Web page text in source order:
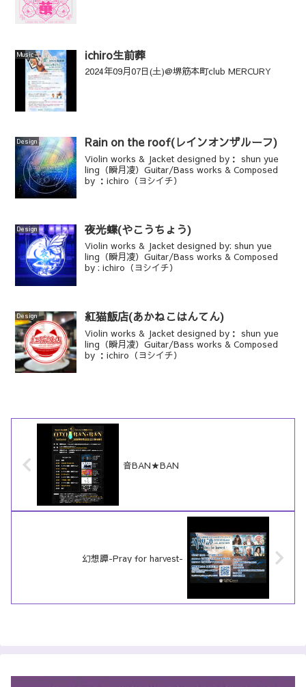
Music ichiro生前葬
2024年09月07日(土)@堺筋本町club MERCURY
Design Rain on the roof(レインオンザルーフ)
Violin works & Jacket designed by： shun yue
ling（瞬月凌）Guitar/Bass works & Composed
by ：ichiro（ヨシイチ）
Design 夜光蝶(やこうちょう)
Violin works & Jacket designed by: shun yue
ling（瞬月凌）Guitar/Bass works & Composed
by : ichiro（ヨシイチ）
Design 紅猫飯店(あかねこはんてん)
Violin works & Jacket designed by： shun yue
ling（瞬月凌）Guitar/Bass works & Composed
by ：ichiro（ヨシイチ）
音BAN★BAN
幻想譚-Pray for harvest-